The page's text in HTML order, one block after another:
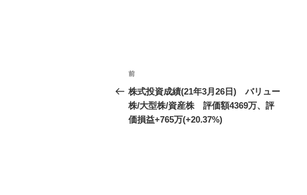
投
稿
ナ
前
の
投
稿
前
株式投資成績(21年3月26日) バリュー
株/大型株/資産株 評価額4369万、評
価損益+765万(+20.37%)